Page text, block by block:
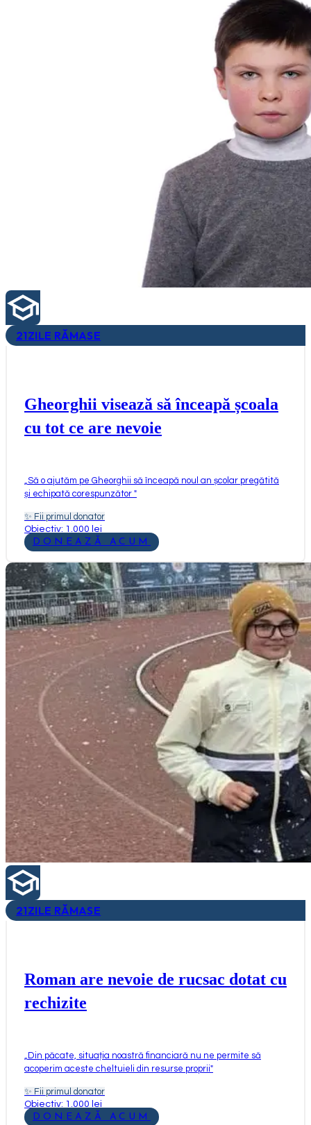
21ZILE RĂMASE
Gheorghii visează să înceapă școala
cu tot ce are nevoie
Să o ajutăm pe Gheorghii să înceapă noul an școlar pregătită
și echipată corespunzător "
✨ Fii primul donator
Obiectiv: 1.000 lei
DONEAZĂ ACUM
21ZILE RĂMASE
Roman are nevoie de rucsac dotat cu
rechizite
Din păcate, situația noastră financiară nu ne permite să
acoperim aceste cheltuieli din resurse proprii"
✨ Fii primul donator
Obiectiv: 1.000 lei
DONEAZĂ ACUM